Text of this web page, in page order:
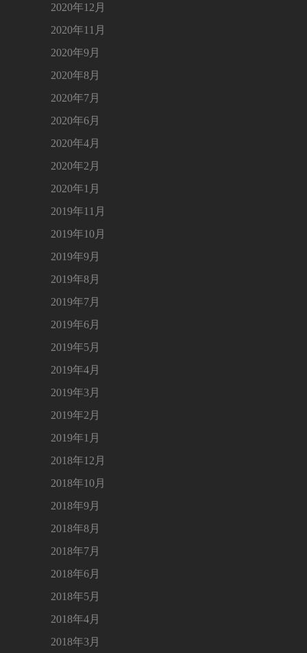
2020年12月
2020年11月
2020年9月
2020年8月
2020年7月
2020年6月
2020年4月
2020年2月
2020年1月
2019年11月
2019年10月
2019年9月
2019年8月
2019年7月
2019年6月
2019年5月
2019年4月
2019年3月
2019年2月
2019年1月
2018年12月
2018年10月
2018年9月
2018年8月
2018年7月
2018年6月
2018年5月
2018年4月
2018年3月